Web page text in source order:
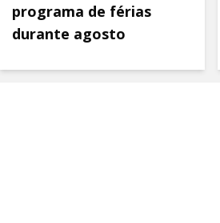
programa de férias
durante agosto